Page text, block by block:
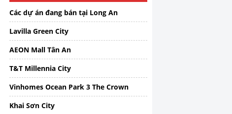
Các dự án đang bán tại Long An
Lavilla Green City
AEON Mall Tân An
T&T Millennia City
Vinhomes Ocean Park 3 The Crown
Khai Sơn City